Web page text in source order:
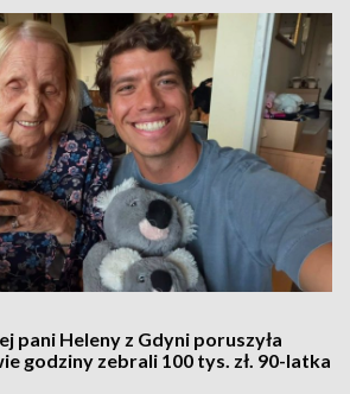
pani Heleny z Gdyni poruszyła
godziny zebrali 100 tys. zł. 90-latka